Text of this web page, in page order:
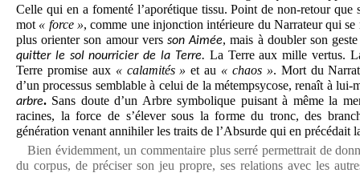
Celle qui en a fomenté l’aporétique tissu. Point de non-retour que
mot « force », comme une injonction intérieure du Narrateur qui se
plus orienter son amour vers son Aimée, mais à doubler son
quitter le sol nourricier de la Terre. La Terre aux mille vertus.
Terre promise aux « calamités »et au « chaos ». Mort du
d’un processus semblable à celui de la métempsycose, renaît à lui-
arbre. Sans doute d’un Arbre symbolique puisant à même la
racines, la force de s’élever sous la forme du tronc, des
génération venant annihiler les traits de l’Absurde qui en précédait
Bien évidemment, un commentaire plus serré permettrait de
du corpus, de préciser son jeu propre, ses relations avec les